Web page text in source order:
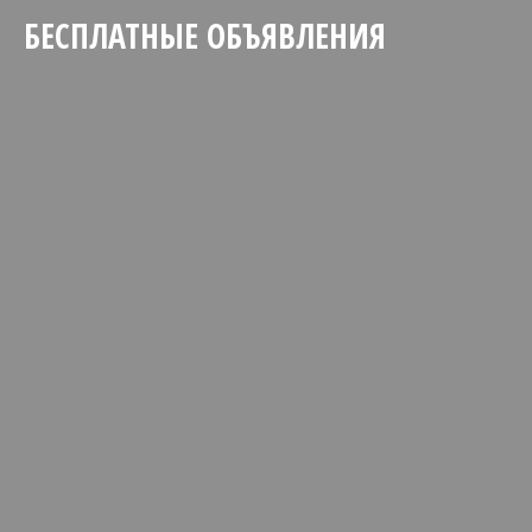
БЕСПЛАТНЫЕ ОБЪЯВЛЕНИЯ